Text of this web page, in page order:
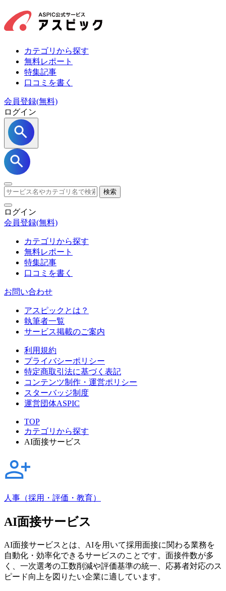
カテゴリから探す
無料レポート
特集記事
口コミを書く
会員登録(無料)
ログイン
検索
ログイン
会員登録(無料)
カテゴリから探す
無料レポート
特集記事
口コミを書く
お問い合わせ
アスピックとは？
執筆者一覧
サービス掲載のご案内
利用規約
プライバシーポリシー
特定商取引法に基づく表記
コンテンツ制作・運営ポリシー
スターバッジ制度
運営団体ASPIC
TOP
カテゴリから探す
AI面接サービス
人事（採用・評価・教育）
AI面接サービス
AI面接サービスとは、AIを用いて採用面接に関わる業務を
自動化・効率化できるサービスのことです。面接件数が多
く、一次選考の工数削減や評価基準の統一、応募者対応のス
ピード向上を図りたい企業に適しています。